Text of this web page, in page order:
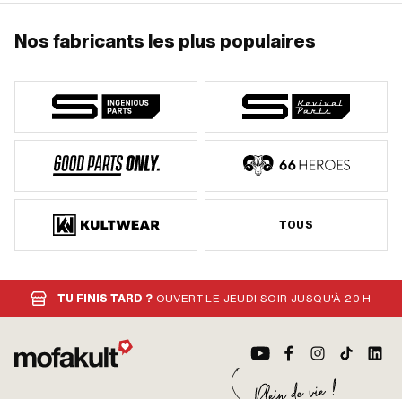
Nos fabricants les plus populaires
TOUS
TU FINIS TARD ? OUVERT LE JEUDI SOIR JUSQU'À 20 H